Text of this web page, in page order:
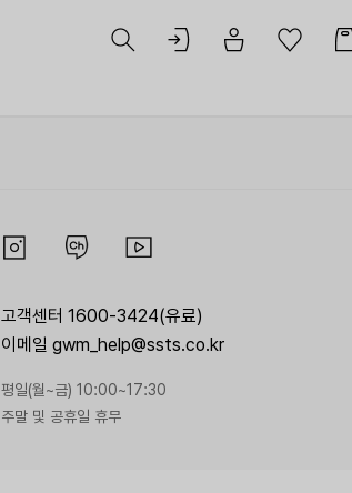
고객센터 1600-3424(유료)
이메일 gwm_help@ssts.co.kr
평일(월~금) 10:00~17:30
주말 및 공휴일 휴무